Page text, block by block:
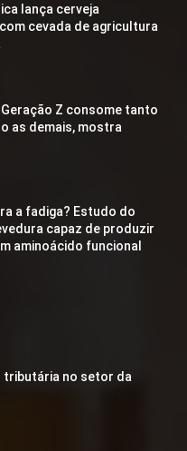
lança cerveja
cevada de agricultura
Z consome tanto
as demais, mostra
a fadiga? Estudo do
capaz de produzir
aminoácido funcional
tributária no setor da